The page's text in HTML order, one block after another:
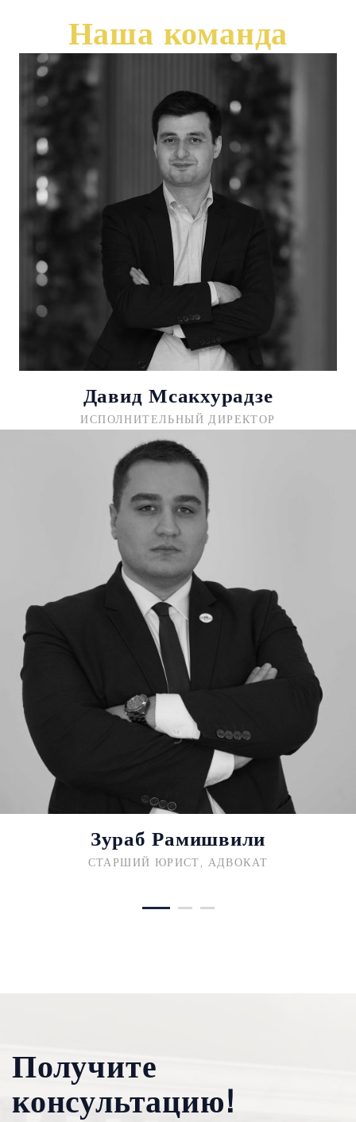
Наша команда
Давид Мсакхурадзе
ИСПОЛНИТЕЛЬНЫЙ ДИРЕКТОР
Зураб Рамишвили
СТАРШИЙ ЮРИСТ, АДВОКАТ
Получите
консультацию!